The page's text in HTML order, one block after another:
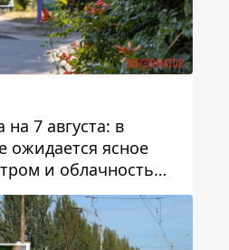
на 7 августа: в
ожидается ясное
и облачность